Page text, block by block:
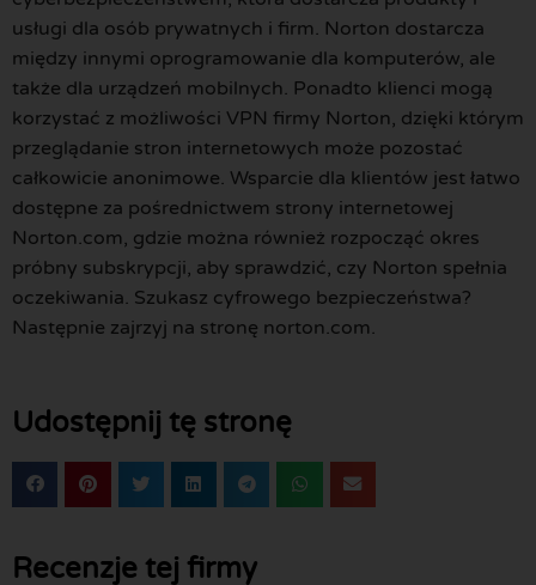
usługi dla osób prywatnych i firm. Norton dostarcza
między innymi oprogramowanie dla komputerów, ale
także dla urządzeń mobilnych. Ponadto klienci mogą
korzystać z możliwości VPN firmy Norton, dzięki którym
przeglądanie stron internetowych może pozostać
całkowicie anonimowe. Wsparcie dla klientów jest łatwo
dostępne za pośrednictwem strony internetowej
Norton.com, gdzie można również rozpocząć okres
próbny subskrypcji, aby sprawdzić, czy Norton spełnia
oczekiwania. Szukasz cyfrowego bezpieczeństwa?
Następnie zajrzyj na stronę norton.com.
Udostępnij tę stronę
Recenzje tej firmy